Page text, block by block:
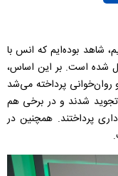
شاهد بوده‌ایم که انس با
شده است. بر این اساس،
روان‌خوانی پرداخته می‌شد
شدند و در برخی هم
‌پرداختند. همچنین در